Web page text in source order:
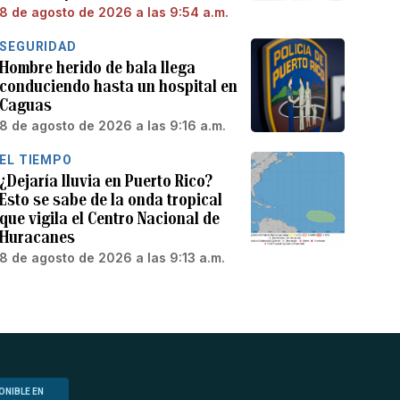
8 de agosto de 2026 a las 9:54 a.m.
SEGURIDAD
Hombre herido de bala llega
conduciendo hasta un hospital en
Caguas
8 de agosto de 2026 a las 9:16 a.m.
EL TIEMPO
¿Dejaría lluvia en Puerto Rico?
Esto se sabe de la onda tropical
que vigila el Centro Nacional de
Huracanes
8 de agosto de 2026 a las 9:13 a.m.
EN